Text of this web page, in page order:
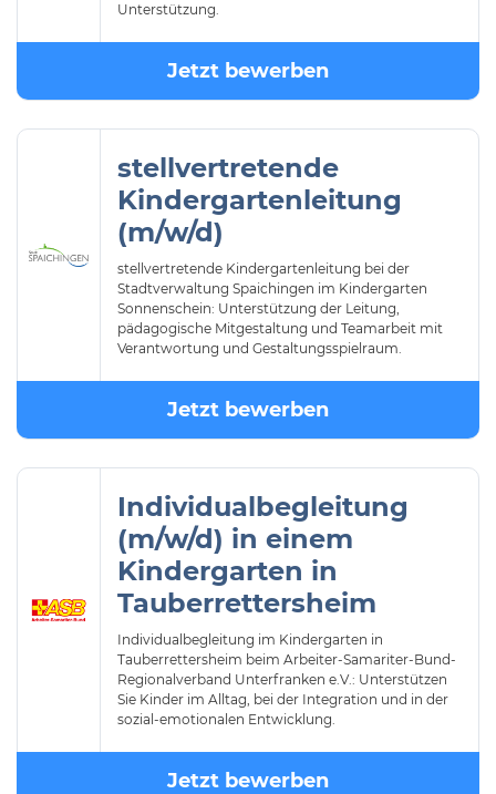
Unterstützung.
Jetzt bewerben
stellvertretende
Kindergartenleitung
(m/w/d)
stellvertretende Kindergartenleitung bei der
Stadtverwaltung Spaichingen im Kindergarten
Sonnenschein: Unterstützung der Leitung,
pädagogische Mitgestaltung und Teamarbeit mit
Verantwortung und Gestaltungsspielraum.
Jetzt bewerben
Individualbegleitung
(m/w/d) in einem
Kindergarten in
Tauberrettersheim
Individualbegleitung im Kindergarten in
Tauberrettersheim beim Arbeiter-Samariter-Bund-
Regionalverband Unterfranken e.V.: Unterstützen
Sie Kinder im Alltag, bei der Integration und in der
sozial-emotionalen Entwicklung.
Jetzt bewerben